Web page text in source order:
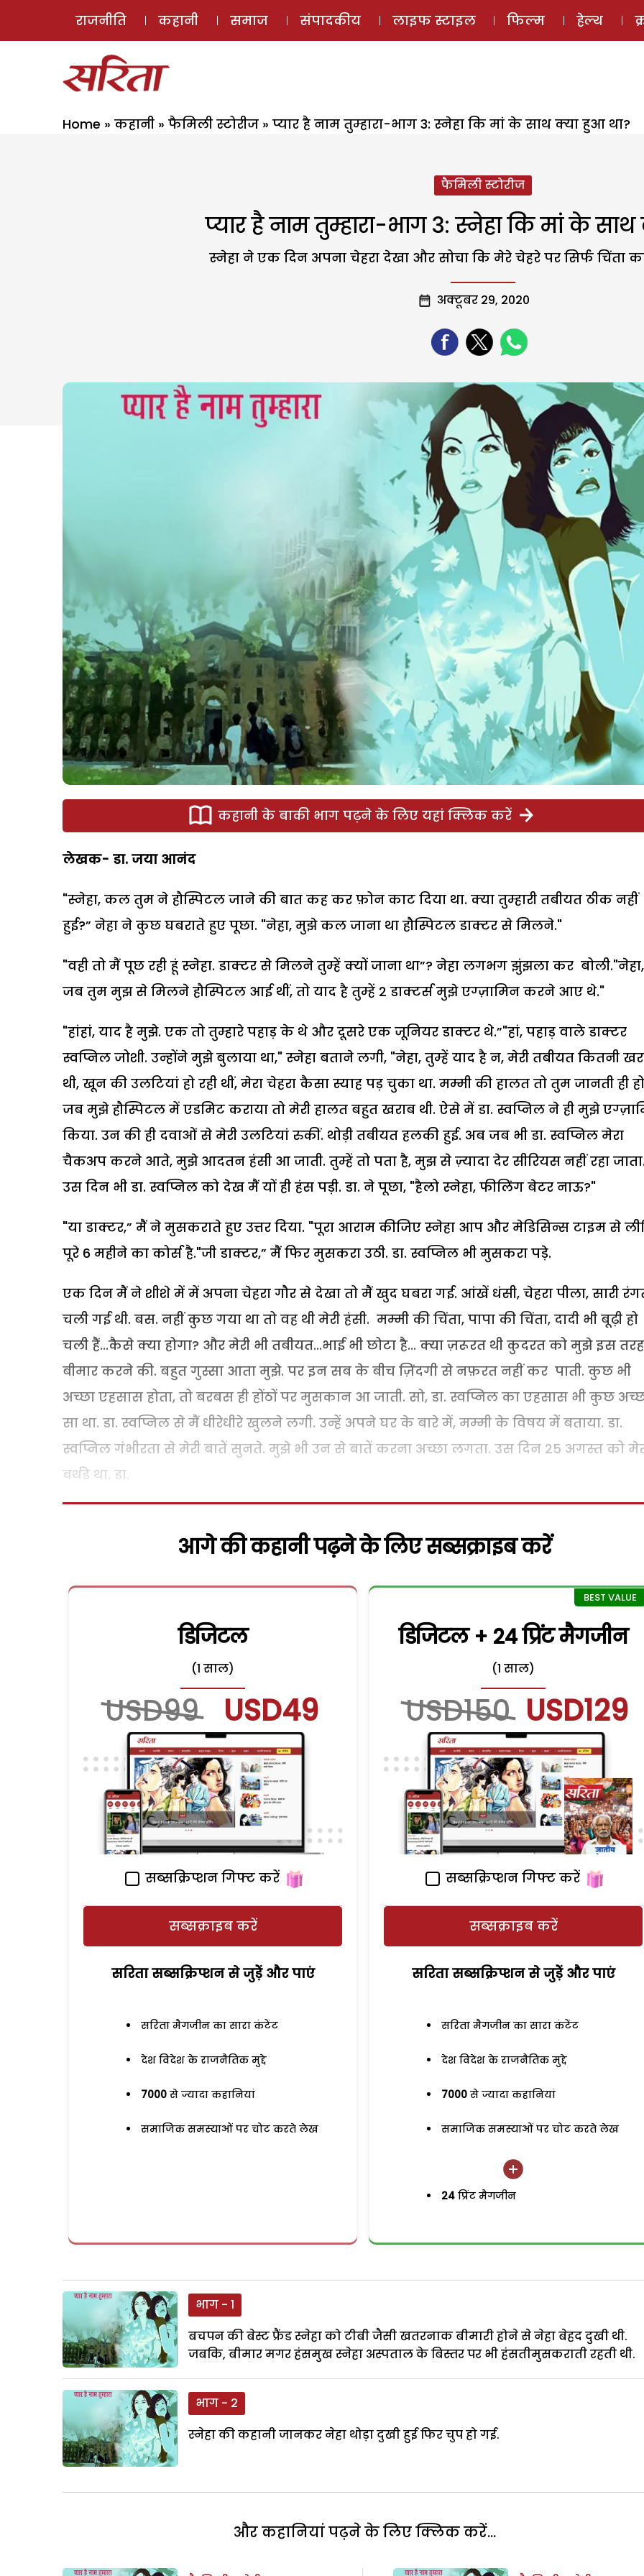
ई-मैगज़ीन
राजनीति कहानी समाज संपादकीय लाइफ स्टाइल फिल्म हेल्थ
Home » कहानी » फैमिली स्टोरीज » प्यार है नाम तुम्हारा-भाग 3: स्नेहा कि मां के साथ क्या हुआ था?
फैमिली स्टोरीज
प्यार है नाम तुम्हारा-भाग 3: स्नेहा कि मां के
स्नेहा ने एक दिन अपना चेहरा देखा और सोचा कि मेरे चेहरे पर सिर्फ चिंता का
अक्टूबर 29, 2020
कहानी के बाकी भाग पढ़ने के लिए यहां क्लिक करें
लेखक- डा. जया आनंद
"स्नेहा, कल तुम ने हौस्पिटल जाने की बात कह कर फ़ोन काट दिया था. क्या तुम्हारी तबीयत ठीक नहीं
हुई?” नेहा ने कुछ घबराते हुए पूछा. "नेहा, मुझे कल जाना था हौस्पिटल डाक्टर से मिलने."
"वही तो मैं पूछ रही हूं स्नेहा. डाक्टर से मिलने तुम्हें क्यों जाना था”? नेहा लगभग झुंझला कर बोली."नेहा,
जब तुम मुझ से मिलने हौस्पिटल आई थीं, तो याद है तुम्हें 2 डाक्टर्स मुझे एग्ज़ामिन करने आए थे."
"हांहां, याद है मुझे. एक तो तुम्हारे पहाड़ के थे और दूसरे एक जूनियर डाक्टर थे.”"हां, पहाड़ वाले डाक्टर
स्वप्निल जोशी. उन्होंने मुझे बुलाया था," स्नेहा बताने लगी, "नेहा, तुम्हें याद है न, मेरी तबीयत कितनी
थी, खून की उलटियां हो रही थीं, मेरा चेहरा कैसा स्याह पड़ चुका था. मम्मी की हालत तो तुम जानती ही
जब मुझे हौस्पिटल में एडमिट कराया तो मेरी हालत बहुत खराब थी. ऐसे में डा. स्वप्निल ने ही मुझे
किया. उन की ही दवाओं से मेरी उलटियां रुकीं. थोड़ी तबीयत हलकी हुई. अब जब भी डा. स्वप्निल मेरा
चैकअप करने आते, मुझे आदतन हंसी आ जाती. तुम्हें तो पता है, मुझ से ज़्यादा देर सीरियस नहीं रहा जाता.
उस दिन भी डा. स्वप्निल को देख मैं यों ही हंस पड़ी. डा. ने पूछा, "हैलो स्नेहा, फीलिंग बेटर नाऊ?"
"या डाक्टर,” मैं ने मुसकराते हुए उत्तर दिया. "पूरा आराम कीजिए स्नेहा आप और मेडिसिन्स टाइम से
पूरे 6 महीने का कोर्स है."जी डाक्टर,” मैं फिर मुसकरा उठी. डा. स्वप्निल भी मुसकरा पड़े.
एक दिन मैं ने शीशे में में अपना चेहरा गौर से देखा तो मैं खुद घबरा गई. आंखें धंसी, चेहरा पीला, सारी
चली गई थी. बस. नहीं कुछ गया था तो वह थी मेरी हंसी. मम्मी की चिंता, पापा की चिंता, दादी भी बूढ़ी हो
चली हैं...कैसे क्या होगा? और मेरी भी तबीयत...भाई भी छोटा है... क्या ज़रूरत थी कुदरत को मुझे इस तरह
बीमार करने की. बहुत गुस्सा आता मुझे. पर इन सब के बीच ज़िंदगी से नफ़रत नहीं कर पाती. कुछ भी
अच्छा एहसास होता, तो बरबस ही होंठों पर मुसकान आ जाती. सो, डा. स्वप्निल का एहसास भी कुछ
सा था. डा. स्वप्निल से मैं धीरेधीरे खुलने लगी. उन्हें अपने घर के बारे में, मम्मी के विषय में बताया. डा.
स्वप्निल गंभीरता से मेरी बातें सुनते. मुझे भी उन से बातें करना अच्छा लगता. उस दिन 25 अगस्त को
बर्थडे था. डा.
आगे की कहानी पढ़ने के लिए सब्सक्राइब करें
डिजिटल
(1 साल)
USD99 USD49
सब्सक्रिप्शन गिफ्ट करें
सब्सक्राइब करें
सरिता सब्सक्रिप्शन से जुड़ेें और पाएं
सरिता मैगजीन का सारा कंटेंट
देश विदेश के राजनैतिक मुद्दे
7000 से ज्यादा कहानियां
समाजिक समस्याओं पर चोट करते लेख
डिजिटल + 24 प्रिंट मैगजीन
(1 साल)
USD150 USD129
सब्सक्रिप्शन गिफ्ट करें
सब्सक्राइब करें
सरिता सब्सक्रिप्शन से जुड़ेें और पाएं
सरिता मैगजीन का सारा कंटेंट
देश विदेश के राजनैतिक मुद्दे
7000 से ज्यादा कहानियां
समाजिक समस्याओं पर चोट करते लेख
24 प्रिंट मैगजीन
भाग - 1
बचपन की बेस्ट फ्रैंड स्नेहा को टीबी जैसी खतरनाक बीमारी होने से नेहा बेहद दुखी थी.
जबकि, बीमार मगर हंसमुख स्नेहा अस्पताल के बिस्तर पर भी हंसतीमुसकराती रहती थी.
भाग - 2
स्नेहा की कहानी जानकर नेहा थोड़ा दुखी हुई फिर चुप हो गई.
और कहानियां पढ़ने के लिए क्लिक करें...